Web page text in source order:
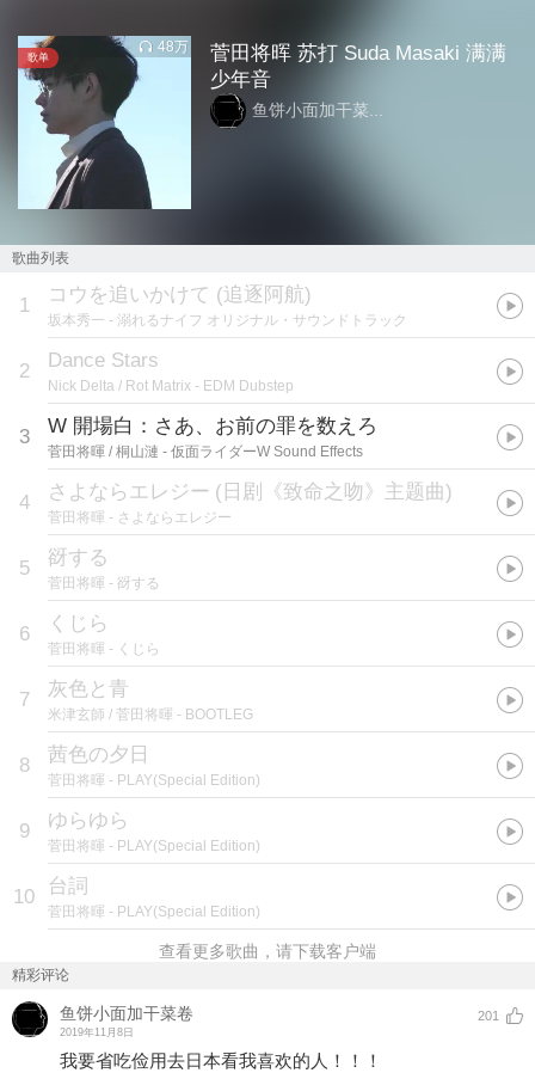
歌单
48万
菅田将晖 苏打 Suda Masaki 满满
少年音
鱼饼小面加干菜...
歌曲列表
1 コウを追いかけて (追逐阿航)
坂本秀一 - 溺れるナイフ オリジナル・サウンドトラック
2 Dance Stars
Nick Delta / Rot Matrix - EDM Dubstep
3 W 開場白：さあ、お前の罪を数えろ
菅田将暉 / 桐山漣 - 仮面ライダーW Sound Effects
4 さよならエレジー ( 日剧《致命之吻》主题曲)
菅田将暉 - さよならエレジー
5 谺する
菅田将暉 - 谺する
6 くじら
菅田将暉 - くじら
7 灰色と青
米津玄師 / 菅田将暉 - BOOTLEG
8 茜色の夕日
菅田将暉 - PLAY(Special Edition)
9 ゆらゆら
菅田将暉 - PLAY(Special Edition)
10 台詞
菅田将暉 - PLAY(Special Edition)
查看更多歌曲，请下载客户端
精彩评论
鱼饼小面加干菜卷
2019年11月8日
201
我要省吃俭用去日本看我喜欢的人！！！